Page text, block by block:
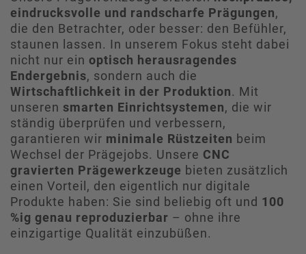
eindrucksvolle und randscharfe Prägungen,
die den Betrachter, oder besser: den Befühler,
staunen lassen. In unserem Fokus steht dabei
nicht nur ein optisch herausragendes
Endergebnis, sondern auch die
Wirtschaftlichkeit in der Produktion. Mit
unseren smarten Einrichtsystemen, die wir
ständig überprüfen und verbessern,
garantieren wir minimale Rüstzeiten beim
Wechsel der Prägejobs. Unsere CNC
gravierten Prägewerkzeuge bieten zusätzlich
einen Vorteil, den eigentlich nur digitale
Produkte haben: Sie sind beliebig oft und 100
%ig genau reproduzierbar – ohne ihre
einzigartige Qualität einzubüßen.